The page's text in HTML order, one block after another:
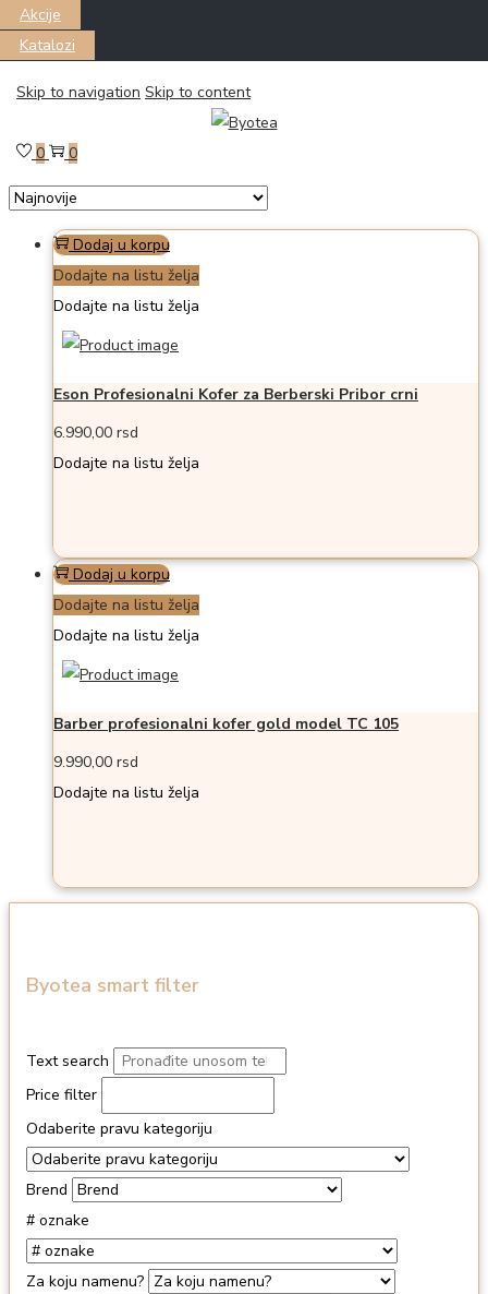
Akcije
Katalozi
Skip to navigation Skip to content
0 0
Filter
Prikazano all 2 proizvoda
Dodaj u korpu
Dodajte na listu želja
Dodajte na listu želja
Eson Profesionalni Kofer za Berberski Pribor crni
6.990,00 rsd
Dodajte na listu želja
Dodaj u korpu
Dodajte na listu želja
Dodajte na listu želja
Barber profesionalni kofer gold model TC 105
9.990,00 rsd
Dodajte na listu želja
Byotea smart filter
Text search
Price filter
Odaberite pravu kategoriju
Brend
# oznake
Za koju namenu?